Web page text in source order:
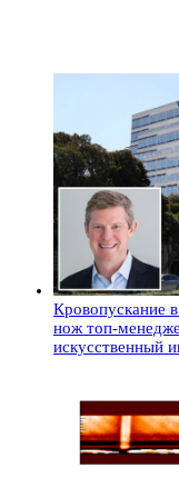
Кровопускание
нож топ-
искусственный